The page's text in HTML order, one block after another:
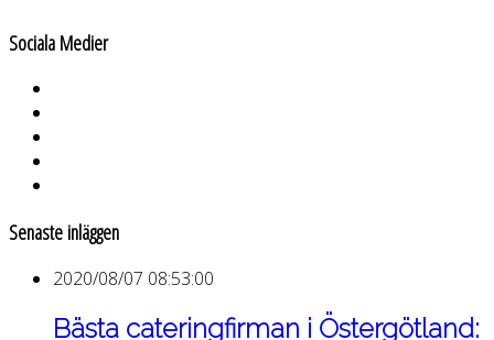
Sociala Medier
Senaste inläggen
2020/08/07 08:53:00
Bästa cateringfirman i Östergötland: